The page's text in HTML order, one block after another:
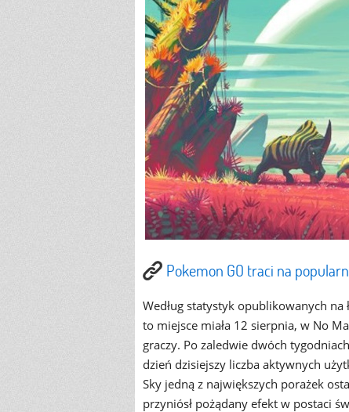
Pokemon GO traci na
Według statystyk opublikowanych
to miejsce miała 12 sierpnia, w No
graczy. Po zaledwie dwóch
dzień dzisiejszy liczba aktywnych
Sky jedną z największych porażek
przyniósł pożądany efekt w postaci